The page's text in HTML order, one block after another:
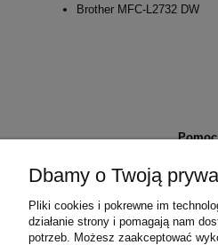
Brother MFC-L2732 DW
Pomoc
Moje
Płatności i
Dbamy o Twoją
Pliki cookies i pokrewne im
działanie strony i pomagają nam
potrzeb. Możesz zaakceptować